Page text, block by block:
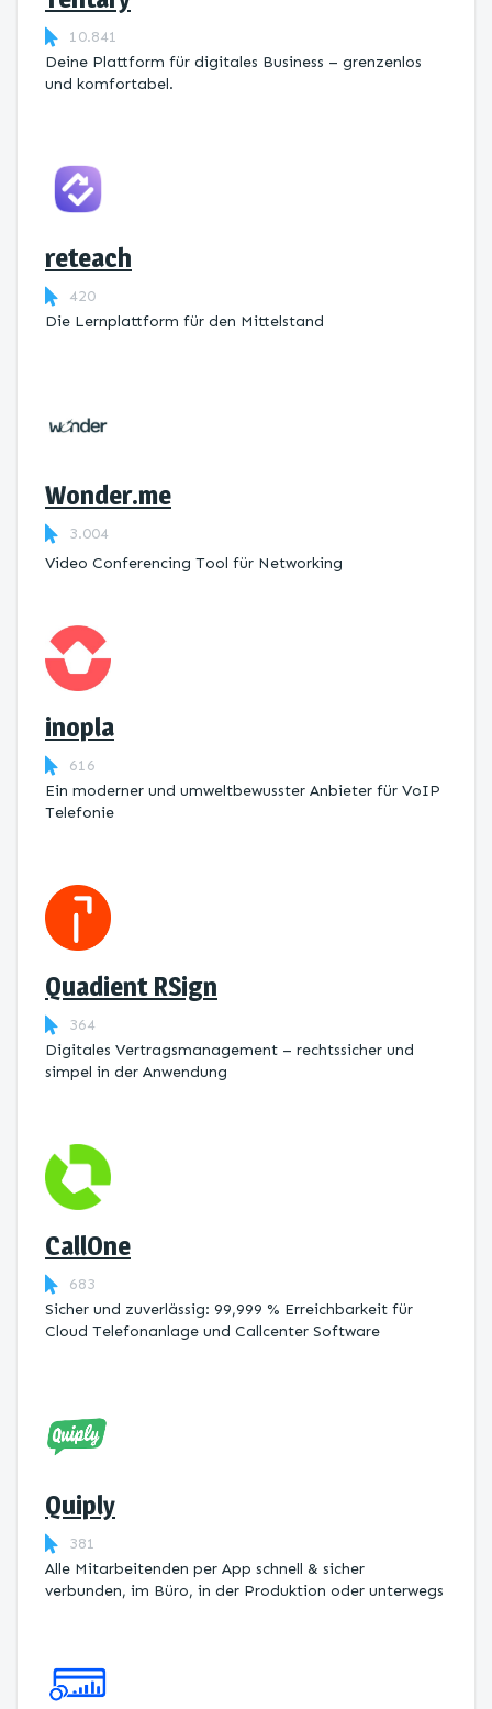
10.841
Deine Plattform für digitales Business – grenzenlos
und komfortabel.
reteach
420
Die Lernplattform ​für den Mittelstand
Wonder.me
3.004
Video Conferencing Tool für Networking
inopla
616
Ein moderner und umweltbewusster Anbieter für VoIP
Telefonie
Quadient RSign
364
Digitales Vertragsmanagement – rechtssicher und
simpel in der Anwendung
CallOne
683
Sicher und zuverlässig: 99,999 % Erreichbarkeit für
Cloud Telefonanlage und Callcenter Software
Quiply
381
Alle Mitarbeitenden per App schnell & sicher
verbunden, im Büro, in der Produktion oder unterwegs